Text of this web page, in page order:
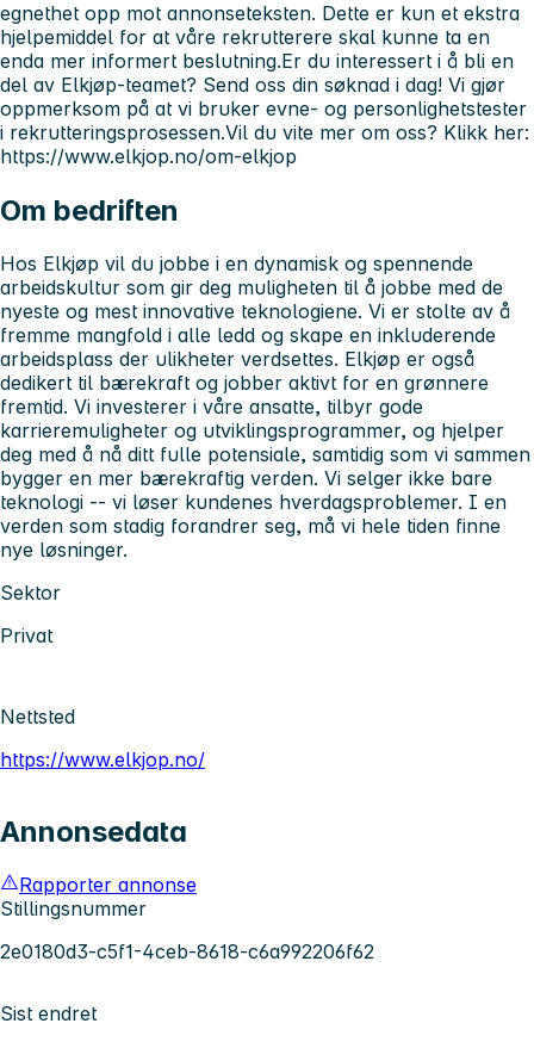
egnethet opp mot annonseteksten. Dette er kun et ekstra
hjelpemiddel for at våre rekrutterere skal kunne ta en
enda mer informert beslutning.Er du interessert i å bli en
del av Elkjøp-teamet? Send oss din søknad i dag! Vi gjør
oppmerksom på at vi bruker evne- og personlighetstester
i rekrutteringsprosessen.Vil du vite mer om oss? Klikk her:
https://www.elkjop.no/om-elkjop
Om bedriften
Hos Elkjøp vil du jobbe i en dynamisk og spennende
arbeidskultur som gir deg muligheten til å jobbe med de
nyeste og mest innovative teknologiene. Vi er stolte av å
fremme mangfold i alle ledd og skape en inkluderende
arbeidsplass der ulikheter verdsettes. Elkjøp er også
dedikert til bærekraft og jobber aktivt for en grønnere
fremtid. Vi investerer i våre ansatte, tilbyr gode
karrieremuligheter og utviklingsprogrammer, og hjelper
deg med å nå ditt fulle potensiale, samtidig som vi sammen
bygger en mer bærekraftig verden. Vi selger ikke bare
teknologi -- vi løser kundenes hverdagsproblemer. I en
verden som stadig forandrer seg, må vi hele tiden finne
nye løsninger.
Sektor
Privat
Nettsted
https://www.elkjop.no/
Annonsedata
Rapporter annonse
Stillingsnummer
2e0180d3-c5f1-4ceb-8618-c6a992206f62
Sist endret